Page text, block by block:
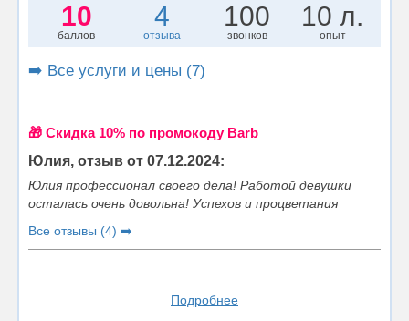
10
баллов
4
отзыва
100
звонков
10 л.
опыт
➡️ Все услуги и цены (7)
🎁 Cкидка 10% по промокоду Barb
Юлия, отзыв от 07.12.2024:
Юлия профессионал своего дела! Работой девушки
осталась очень довольна! Успехов и процветания
Все отзывы (4) ➡️
Подробнее